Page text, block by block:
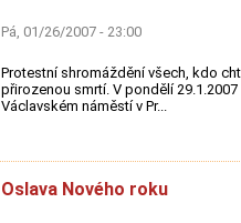
Pá, 01/26/2007 - 23:00
Protestní shromáždění všech, kdo
přirozenou smrtí. V pondělí
Václavském náměstí v Pr...
Oslava Nového roku